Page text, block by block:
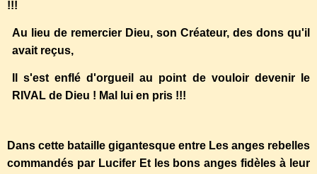
!!!
Au lieu de remercier Dieu, son Créateur, des dons qu'il
avait reçus,
Il s'est enflé d'orgueil au point de vouloir devenir le
RIVAL de Dieu ! Mal lui en pris !!!
Dans cette bataille gigantesque entre Les anges rebelles
commandés par Lucifer Et les bons anges fidèles à leur